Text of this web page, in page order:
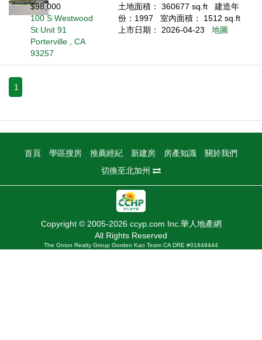
$98,000
100 S Westwood
St Unit 91
Porterville , CA
93257
土地面積： 360677 sq.ft
建造年
份：1997
室內面積： 1512 sq.ft
上市日期： 2026-04-23
地圖
1
首頁 學區搜房 推薦經紀 新建房 房產知識
關於我們
切換至北加州
Copyright © 2005-2026 ccyp.com Inc.華人地產網
All Rights Reserved
The Onion Realty Group Gorden Kao Team CA DRE #01849444